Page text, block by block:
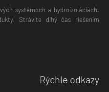
systémoch a hydroizoláciách.
Strávite dlhý čas riešením
Rýchle odkazy